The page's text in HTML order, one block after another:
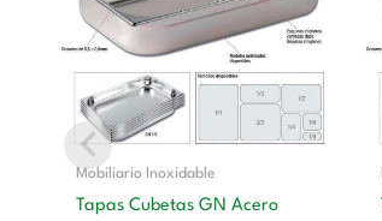
Mobiliario Inoxidable
Tapas Cubetas GN Acero